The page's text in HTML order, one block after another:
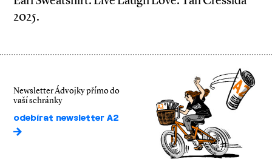
2025.
Newsletter Ádvojky přímo do
vaší schránky
odebírat newsletter A2